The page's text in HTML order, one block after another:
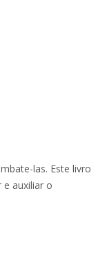
las. Este livro
auxiliar o